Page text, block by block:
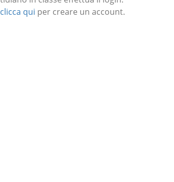
clicca qui per creare un account.